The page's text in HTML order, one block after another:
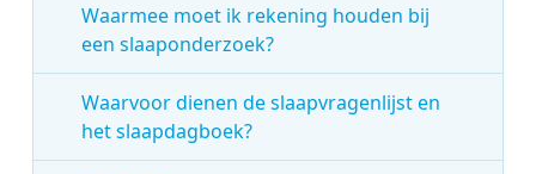
Waarmee moet ik rekening houden bij
een slaaponderzoek?
Waarvoor dienen de slaapvragenlijst en
het slaapdagboek?